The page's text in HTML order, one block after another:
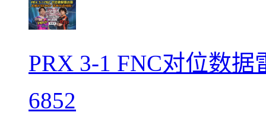
PRX 3-1 FNC对位数
6852